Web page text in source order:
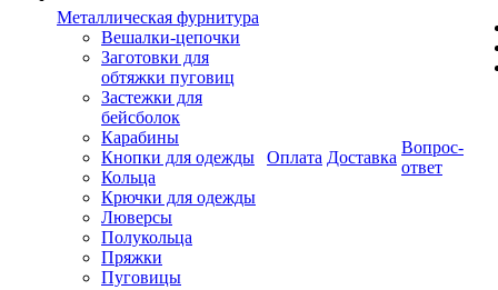
Металлическая фурнитура
Вешалки-цепочки
Заготовки для
обтяжки пуговиц
Застежки для
бейсболок
Карабины
Кнопки для одежды
Кольца
Крючки для одежды
Люверсы
Полукольца
Пряжки
Пуговицы
Оплата Доставка
Вопрос-
ответ